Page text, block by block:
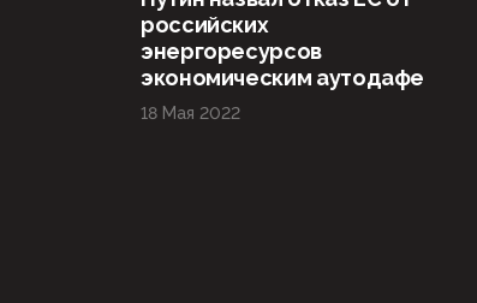
российских
энергоресурсов
экономическим аутодафе
18 Мая 2022